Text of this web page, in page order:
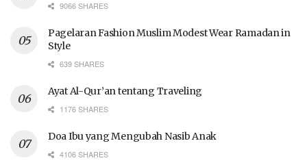
9066 SHARES
Pagelaran Fashion Muslim Modest Wear Ramadan in
Style
639 SHARES
Ayat Al-Qur’an tentang Traveling
1176 SHARES
Doa Ibu yang Mengubah Nasib Anak
4106 SHARES